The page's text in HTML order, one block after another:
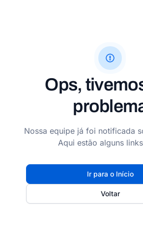
Ops,
Nossa equipe já foi notificada
Aqui estão alguns
Ir para o Início
Voltar